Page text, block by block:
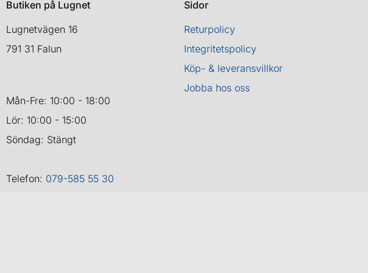
Butiken på Lugnet
Lugnetvägen 16
791 31 Falun
Mån-Fre: 10:00 - 18:00
Lör: 10:00 - 15:00
Söndag: Stängt
Telefon: 079-585 55 30
Sidor
Returpolicy
Integritetspolicy
Köp- & leveransvillkor
Jobba hos oss